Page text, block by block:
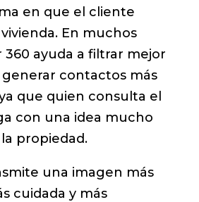
en que el cliente
En muchos
360 ayuda a filtrar mejor
contactos más
que quien consulta el
con una idea mucho
propiedad.
una imagen más
cuidada y más